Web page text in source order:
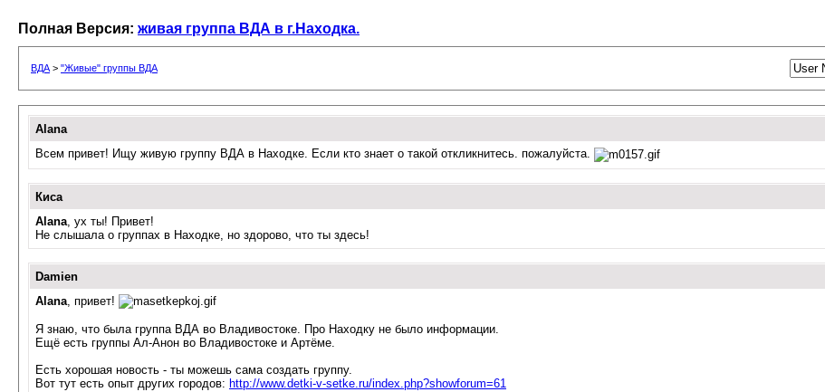
Полная Версия: живая группа ВДА в г.Находка.
ВДА > "Живые" группы ВДА
Alana
Всем привет! Ищу живую группу ВДА в Находке. Если кто знает о такой откликнитесь. пожалуйста.
Киса
Alana , ух ты! Привет!
Не слышала о группах в Находке, но здорово, что ты здесь!
Damien
Alana , привет!
Я знаю, что была группаВДА во Владивостоке. Про Находку не было информации.
Ещё есть группы Ал-Анон во Владивостоке и Артёме.
Есть хорошая новость - ты можешь сама создать группу.
Вот тут есть опыт других городов: http://www.detki-v-setke.ru/index.php?showforum=61